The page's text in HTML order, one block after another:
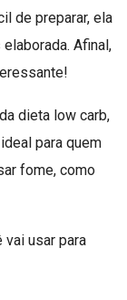
de preparar, ela
Afinal,
dieta low carb,
para quem
fome, como
usar para